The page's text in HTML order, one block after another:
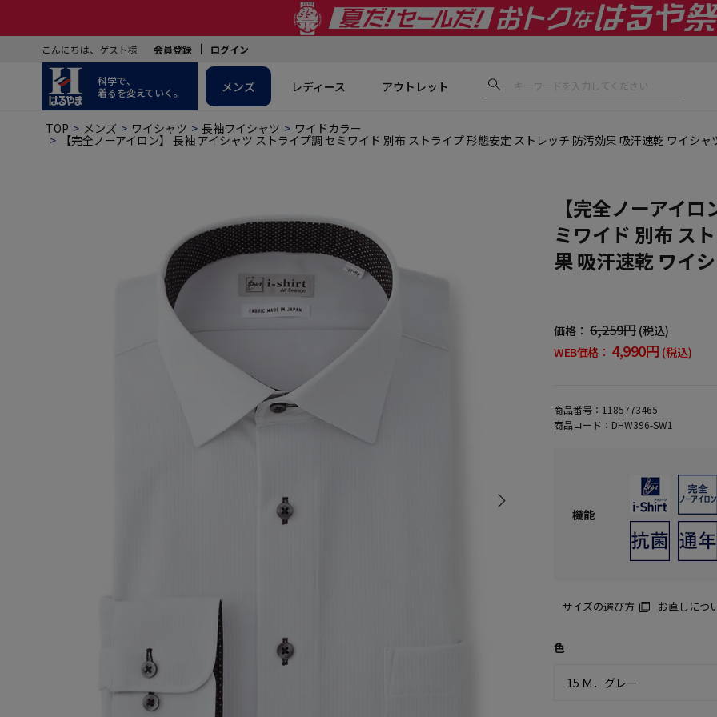
こんにちは、ゲスト様 会員登録 ログイン
科学で、
着るを変えていく。
メンズ レディース アウトレット
TOP メンズ ワイシャツ 長袖ワイシャツ ワイドカラー
【完全ノーアイロン】 長袖 アイシャツ ストライプ調 セミワイド 別布 ストライプ 形態安定 ストレッチ 防汚効果 吸汗速乾 ワイシ
【完全ノーアイ
ミワイド 別布 ス
果 吸汗速乾 ワイ
価格： 6,259円 (税込)
WEB価格： 4,990円 (税込)
商品番号： 1185773465
商品コード： DHW396-SW1
機能
サイズの選び方 お直しにつ
色